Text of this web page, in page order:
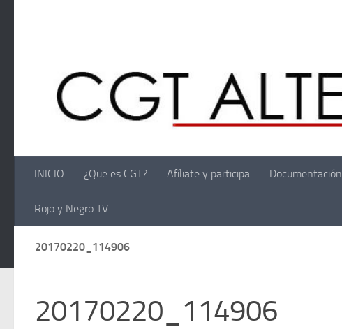
INICIO ¿Que es CGT? Afíliate y participa Documentación
Rojo y Negro TV
20170220_114906
20170220_114906